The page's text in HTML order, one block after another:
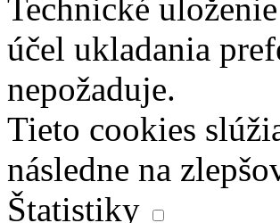
Technické
účel ukladania
nepožaduje.
Tieto cookies
následne na
Štatistiky